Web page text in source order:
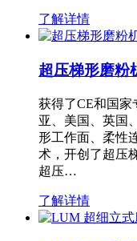
了解详情
超压梯形磨粉
获得了CE和国家
亚、美国、英国
形工作面、柔性
术，开创了超压
超压…
了解详情